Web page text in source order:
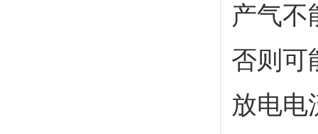
产气不
否则可
放电电